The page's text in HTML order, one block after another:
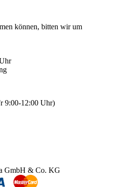
können, bitten wir um
9:00-12:00 Uhr)
GmbH & Co. KG